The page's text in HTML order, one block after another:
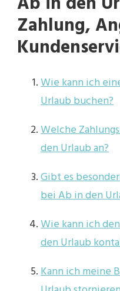
Zahlung,
Wie kann ich
Urlaub buchen?
Welche
den Urlaub an?
Gibt es
bei Ab in den
Wie kann ich
den Urlaub
Kann ich meine